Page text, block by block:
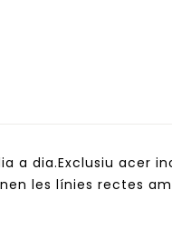
a dia.Exclusiu acer
les línies rectes